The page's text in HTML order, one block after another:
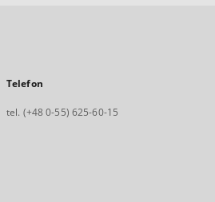
Telefon
tel. (+48 0-55) 625-60-15